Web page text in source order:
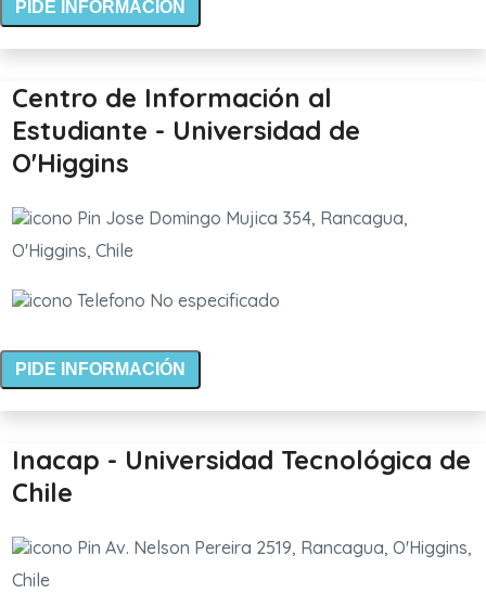
PIDE INFORMACIÓN
Centro de Información al
Estudiante - Universidad de
O'Higgins
Jose Domingo Mujica 354, Rancagua,
O'Higgins, Chile
No especificado
PIDE INFORMACIÓN
Inacap - Universidad Tecnológica de
Chile
Av. Nelson Pereira 2519, Rancagua, O'Higgins,
Chile